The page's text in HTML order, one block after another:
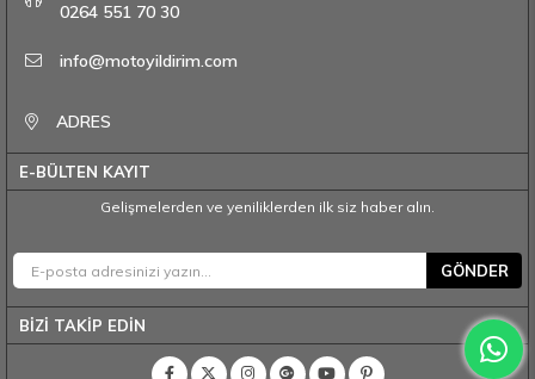
0264 551 70 30
info@motoyildirim.com
ADRES
E-BÜLTEN KAYIT
Gelişmelerden ve yeniliklerden ilk siz haber alın.
GÖNDER
BİZİ TAKİP EDİN